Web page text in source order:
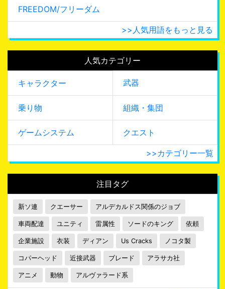
FREEDOM/フリーダム
>>人気用語をもっと見る
人気カテゴリー
キャラクター 武器
乗り物 組織・集団
ゲームシステム クエスト
>>カテゴリー一覧
注目タグ
新ソ連 クエーサー アルデカルドス関係のジョブ
車両配達 ユニティ 雷属性 ソードのキング 依頼
企業施設 衣装 ディアン Us Cracks ノコタ製
コパーヘッド 近接武器 ブレード アラサカ社
アニメ 動物 アルヴァラード系